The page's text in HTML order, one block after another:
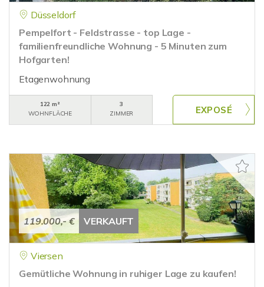
Düsseldorf
Pempelfort - Feldstrasse - top Lage -
familienfreundliche Wohnung - 5 Minuten zum
Hofgarten!
Etagenwohnung
122 m²
WOHNFLÄCHE
3
ZIMMER
119.000,- € VERKAUFT
Viersen
Gemütliche Wohnung in ruhiger Lage zu kaufen!